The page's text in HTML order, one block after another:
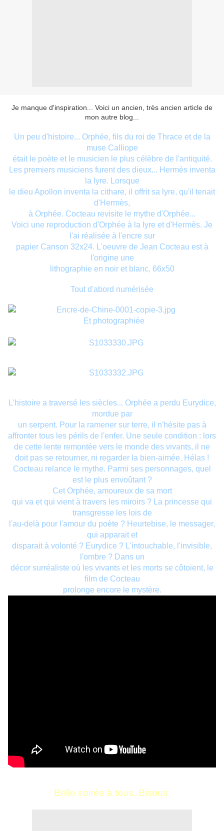
Je manque d'inspiration... Voici un ancien, très ancien article de
mon autre blog...
Un peu d'histoire... Orphée, fils du roi de Thrace et de la
muse Calliope
était le poète et le musicien le plus célèbre de l'antiquité.
Les premiers musiciens furent des dieux... Hermès inventa
la lyre. Lorsque
le dieu Apollon inventa la cithare, il offrit sa lyre, qu'il tenait
d'Hermès,
à Orphée. Cocteau revisite le mythe d'Orphée...
Voici une reproduction d'Orphée à la lyre et d'Hermès. Je
l'ai réalisée à l'encre sur
papier Canson 32x24. L'oeuvre de Jean Cocteau est à
l'origine une
lithographie en noir et blanc, 66x50
Tout d'abord numérisée
Et photographiée
L'histoire a traversé les siècles... Orphée a perdu Eurydice,
mordue par
un serpent. Pour la ramener sur terre, il n'hésite pas à
affronter tous les périls de l'enfer. Une seule condition : lors
de cette lente remontée vers le monde des vivants, il ne
doit pas se retourner, ni regarder la bien-aimée. Hélas !
Cocteau relance le mythe. Parmi ses personnages, quel
est le plus envoûtant ?
Cet Orphée, amoureux de sa mort
qui va et qui vient à travers les miroirs ? La princesse qui
transgresse les lois de
l'au-delà pour l'amour du poète ? Heurtebise, le messager,
qui apparait et
disparait à volonté ? Eurydice ? L'intouchable, l'invisible,
l'ombre ? Dans un
décor surréaliste où les vivants et les morts se côtoient, le
film de Cocteau
prolonge encore le mystère.
Belle soirée à tous. Bisous.